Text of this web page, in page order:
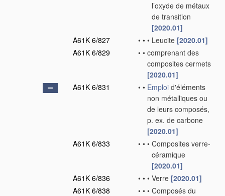
l’oxyde de métaux
de transition
[2020.01]
A61K 6/827
• • • Leucite [2020.01]
A61K 6/829
• • comprenant des
composites cermets
[2020.01]
A61K 6/831
• • Emploi d'éléments
non métalliques ou
de leurs composés,
p. ex. de carbone
[2020.01]
A61K 6/833
• • • Composites verre-
céramique
[2020.01]
A61K 6/836
• • • Verre [2020.01]
A61K 6/838
• • • Composés du